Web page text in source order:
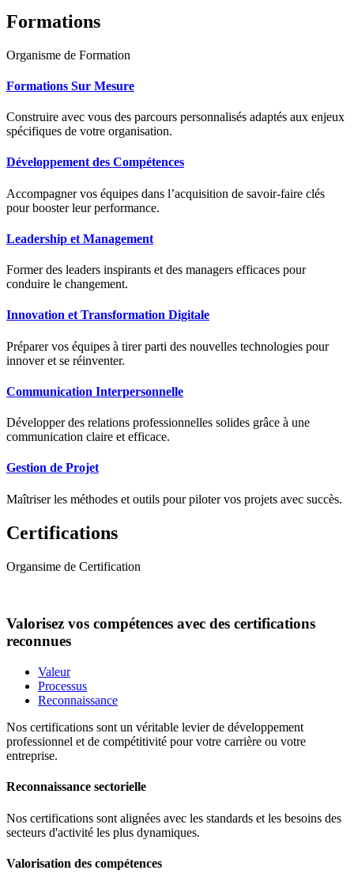
Formations
Organisme de Formation
Formations Sur Mesure
Construire avec vous des parcours personnalisés adaptés aux enjeux
spécifiques de votre organisation.
Développement des Compétences
Accompagner vos équipes dans l’acquisition de savoir-faire clés
pour booster leur performance.
Leadership et Management
Former des leaders inspirants et des managers efficaces pour
conduire le changement.
Innovation et Transformation Digitale
Préparer vos équipes à tirer parti des nouvelles technologies pour
innover et se réinventer.
Communication Interpersonnelle
Développer des relations professionnelles solides grâce à une
communication claire et efficace.
Gestion de Projet
Maîtriser les méthodes et outils pour piloter vos projets avec succès.
Certifications
Organsime de Certification
Valorisez vos compétences avec des certifications
reconnues
Valeur
Processus
Reconnaissance
Nos certifications sont un véritable levier de développement
professionnel et de compétitivité pour votre carrière ou votre
entreprise.
Reconnaissance sectorielle
Nos certifications sont alignées avec les standards et les besoins des
secteurs d'activité les plus dynamiques.
Valorisation des compétences